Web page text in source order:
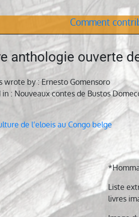
Comment
anthologie ouverte
wrote by : Ernesto Gomensoro
: Nouveaux contes de Bustos
de l’eloeis au Congo belge
Liste
livres